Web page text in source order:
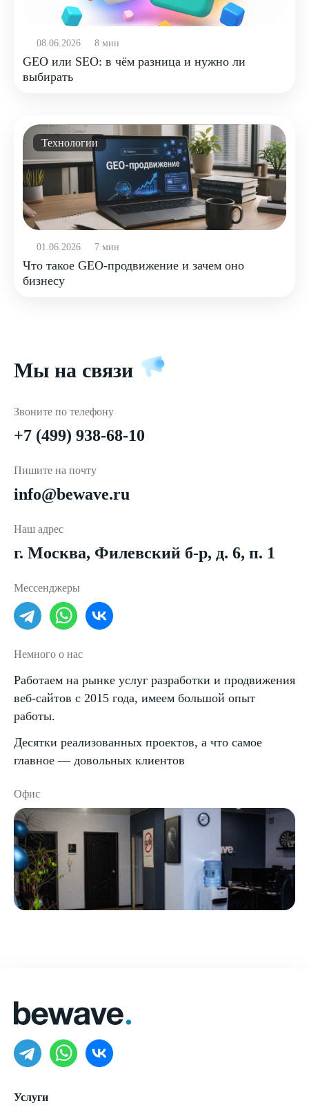
08.06.2026 8 мин
GEO или SEO: в чём разница и нужно ли
выбирать
Технологии
01.06.2026 7 мин
Что такое GEO-продвижение и зачем оно
бизнесу
Мы на связи
Звоните по телефону
+7 (499) 938-68-10
Пишите на почту
info@bewave.ru
Наш адрес
г. Москва, Филевский б-р, д. 6, п. 1
Мессенджеры
Немного о нас
Работаем на рынке услуг разработки и продвижения
веб-сайтов с 2015 года, имеем большой опыт
работы.
Десятки реализованных проектов, а что самое
главное — довольных клиентов
Офис
Услуги